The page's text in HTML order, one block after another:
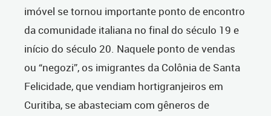
imóvel se tornou importante ponto de encontro
da comunidade italiana no final do século 19 e
início do século 20. Naquele ponto de vendas
ou “negozi”, os imigrantes da Colônia de Santa
Felicidade, que vendiam hortigranjeiros em
Curitiba, se abasteciam com gêneros de